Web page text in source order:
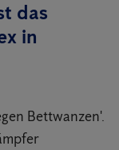
das
in
Bettwanzen'.